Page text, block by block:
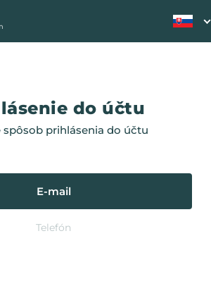
do účtu
spôsob prihlásenia do účtu
E-mail
Telefón